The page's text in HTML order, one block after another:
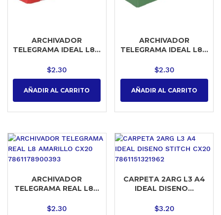
ARCHIVADOR
TELEGRAMA IDEAL L8...
$2.30
AÑADIR AL CARRITO
ARCHIVADOR
TELEGRAMA IDEAL L8...
$2.30
AÑADIR AL CARRITO
ARCHIVADOR
TELEGRAMA REAL L8...
$2.30
CARPETA 2ARG L3 A4
IDEAL DISENO...
$3.20